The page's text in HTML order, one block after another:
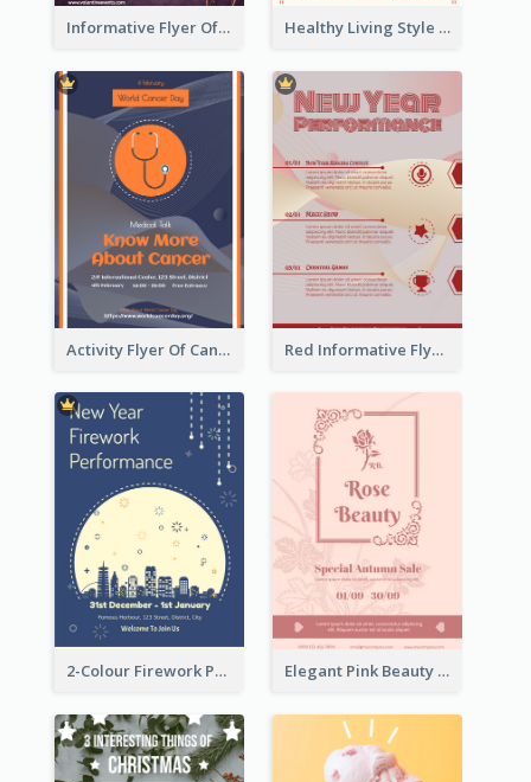
Informative Flyer Of Valentine Activities In Dark Colour Tone Healthy Living Style Flyer In Warm Colour Tone
Activity Flyer Of Cancer Talk In Dark Colour Tone Red Informative Flyers With Simple Graphics
2-Colour Firework Performance With City Background Elegant Pink Beauty Company Flyer